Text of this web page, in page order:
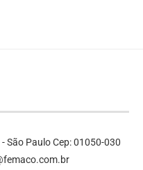
São Paulo Cep: 01050-030